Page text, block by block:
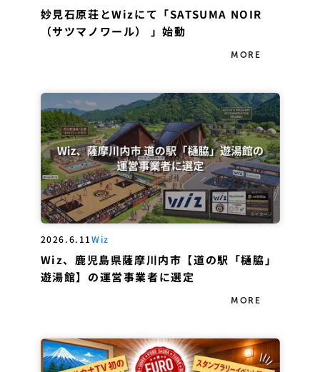
妙見石原荘とWizにて「SATSUMA NOIR
（サツマノワール） 」始動
MORE
2026.6.11Wiz
Wiz、鹿児島県薩摩川内市【道の駅「樋脇」
遊湯館】の運営事業者に選定
MORE